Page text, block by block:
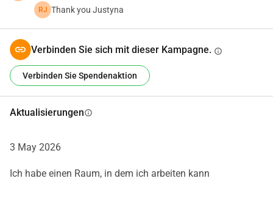
Geschäftsidee, sondern auch ein langfristiger Plan für
entschlossen, zu lernen, meine Fähigkeiten zu verbessern
und im Laufe der Zeit eine starke, nachhaltige Werkstatt
aufzubauen.
RJ Thank you Justyna
Verbinden Sie sich mit dieser Kampagne. info
Verbinden Sie Spendenaktion
Aktualisierungeninfo
3 May 2026
Ich habe einen Raum, in dem ich arbeiten kann